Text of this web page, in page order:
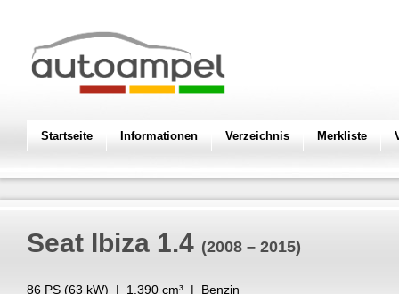
Startseite Informationen Verzeichnis Merkliste
Seat Ibiza 1.4 (2008 – 2015)
86 PS (63 kW) | 1.390 cm³ | Benzin